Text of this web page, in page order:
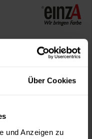
Über Cookies
und Anzeigen zu